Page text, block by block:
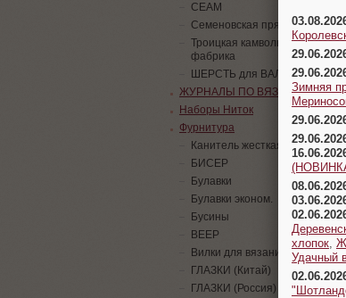
СЕАМ
Семеновская пряжа
Троицкая камвольная
фабрика
ШЕРСТЬ для ВАЛЯНИЯ
ЖУРНАЛЫ ПО ВЯЗАНИЮ
Наборы Ниток
Фурнитура
Канитель жесткая
БИСЕР
Булавки
Булавки эконом.
Бусины
ВЕЕР
Вилки для вязания
ГЛАЗКИ (Китай)
ГЛАЗКИ (Россия)
Зимняя
хлопок
Удачный